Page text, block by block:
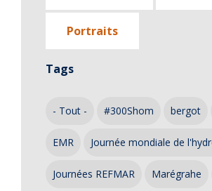
Portraits
Tags
- Tout - #300Shom bergot
EMR Journée mondiale de
Journées REFMAR Marégrahe